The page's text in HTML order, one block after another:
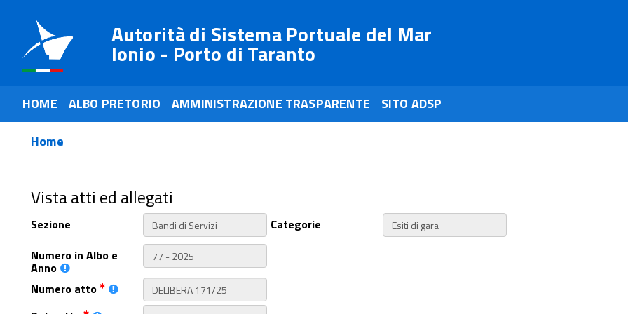
Autorità di Sistema Portuale del Mar
Ionio - Porto di Taranto
HOME ALBO PRETORIO AMMINISTRAZIONE TRASPARENTE
SITO ADSP
Home
Vista atti ed allegati
Sezione
Categorie
Numero in Albo e
Anno
Numero atto